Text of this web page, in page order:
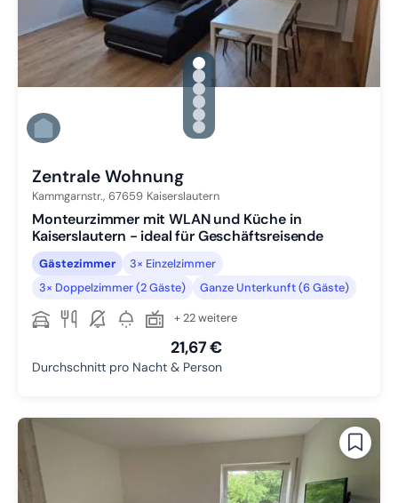
gallery.slide_selector
Zu Slide 1 wechseln
Zu Slide 2 wechseln
Zu Slide 3 wechseln
Zu Slide 4 wechseln
Zu Slide 5 wechseln
Zu Slide 6 wechseln
Zentrale Wohnung
Kammgarnstr., 67659 Kaiserslautern
Monteurzimmer mit WLAN und Küche in
Kaiserslautern - ideal für Geschäftsreisende
Gästezimmer
3× Einzelzimmer
3× Doppelzimmer (2 Gäste)
Ganze Unterkunft (6 Gäste)
+ 22 weitere
21,67 €
Durchschnitt pro Nacht & Person